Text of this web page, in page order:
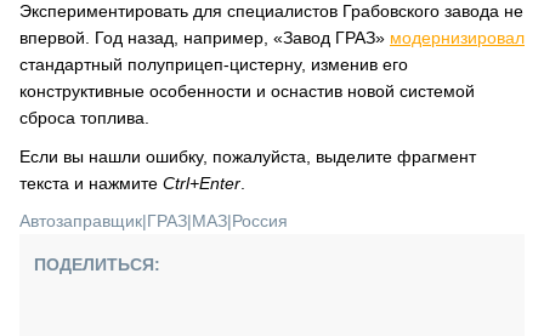
Экспериментировать для специалистов Грабовского завода не
впервой. Год назад, например, «Завод ГРАЗ» модернизировал
стандартный полуприцеп-цистерну, изменив его
конструктивные особенности и оснастив новой системой
сброса топлива.
Если вы нашли ошибку, пожалуйста, выделите фрагмент
текста и нажмите Ctrl+Enter
Автозаправщик|ГРАЗ|МАЗ|Россия
ПОДЕЛИТЬСЯ: